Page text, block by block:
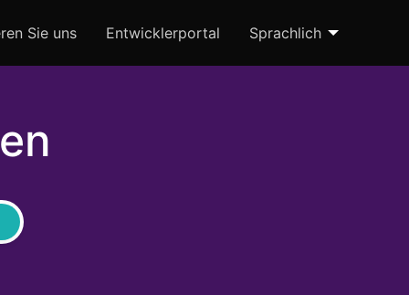
Sie uns Entwicklerportal Sprachlich